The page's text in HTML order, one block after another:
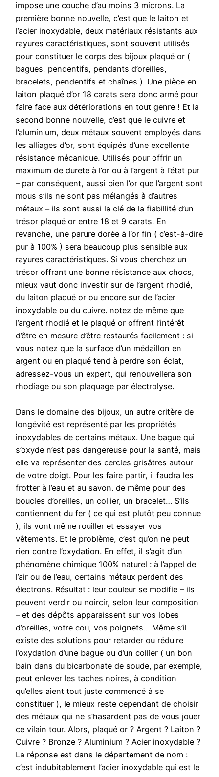
impose une couche d’au moins 3 microns. La
première bonne nouvelle, c’est que le laiton et
l’acier inoxydable, deux matériaux résistants aux
rayures caractéristiques, sont souvent utilisés
pour constituer le corps des bijoux plaqué or (
bagues, pendentifs, pendants d’oreilles,
bracelets, pendentifs et chaînes ). Une pièce en
laiton plaqué d’or 18 carats sera donc armé pour
faire face aux détériorations en tout genre ! Et la
second bonne nouvelle, c’est que le cuivre et
l’aluminium, deux métaux souvent employés dans
les alliages d’or, sont équipés d’une excellente
résistance mécanique. Utilisés pour offrir un
maximum de dureté à l’or ou à l’argent à l’état pur
– par conséquent, aussi bien l’or que l’argent sont
mous s’ils ne sont pas mélangés à d’autres
métaux – ils sont aussi la clé de la fiabillité d’un
trésor plaqué or entre 18 et 9 carats. En
revanche, une parure dorée à l’or fin ( c’est-à-dire
pur à 100% ) sera beaucoup plus sensible aux
rayures caractéristiques. Si vous cherchez un
trésor offrant une bonne résistance aux chocs,
mieux vaut donc investir sur de l’argent rhodié,
du laiton plaqué or ou encore sur de l’acier
inoxydable ou du cuivre. notez de même que
l’argent rhodié et le plaqué or offrent l’intérêt
d’être en mesure d’être restaurés facilement : si
vous notez que la surface d’un médaillon en
argent ou en plaqué tend à perdre son éclat,
adressez-vous un expert, qui renouvellera son
rhodiage ou son plaquage par électrolyse.
Dans le domaine des bijoux, un autre critère de
longévité est représenté par les propriétés
inoxydables de certains métaux. Une bague qui
s’oxyde n’est pas dangereuse pour la santé, mais
elle va représenter des cercles grisâtres autour
de votre doigt. Pour les faire partir, il faudra les
frotter à l’eau et au savon. de même pour des
boucles d’oreilles, un collier, un bracelet… S’ils
contiennent du fer ( ce qui est plutôt peu connue
), ils vont même rouiller et essayer vos
vêtements. Et le problème, c’est qu’on ne peut
rien contre l’oxydation. En effet, il s’agit d’un
phénomène chimique 100% naturel : à l’appel de
l’air ou de l’eau, certains métaux perdent des
électrons. Résultat : leur couleur se modifie – ils
peuvent verdir ou noircir, selon leur composition
– et des dépôts apparaissent sur vos lobes
d’oreilles, votre cou, vos poignets… Même s’il
existe des solutions pour retarder ou réduire
l’oxydation d’une bague ou d’un collier ( un bon
bain dans du bicarbonate de soude, par exemple,
peut enlever les taches noires, à condition
qu’elles aient tout juste commencé à se
constituer ), le mieux reste cependant de choisir
des métaux qui ne s’hasardent pas de vous jouer
ce vilain tour. Alors, plaqué or ? Argent ? Laiton ?
Cuivre ? Bronze ? Aluminium ? Acier inoxydable ?
La réponse est dans le département de nom :
c’est indubitablement l’acier inoxydable qui est le